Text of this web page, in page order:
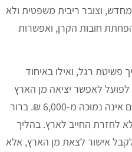
וצובר ריבית משפטית ולא
חובות הקרן, ואפשרות
פשיטת רגל, ואילו באיחוד
לאפשר יציאה מן הארץ
כנגד העמדת 2 ערבים שמשכורתם אינה נמוכה מ-6,000 ₪. ברור
לחזרת החייב לארץ. בהליך
אישור לצאת מן הארץ, אלא